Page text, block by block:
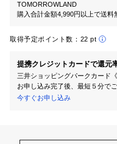
TOMORROWLAND
購入合計金額4,990円以上で送料
取得予定ポイント数： 22 pt
提携クレジットカードで還元
三井ショッピングパークカード
お申し込み完了後、最短５分で
今すぐお申し込み